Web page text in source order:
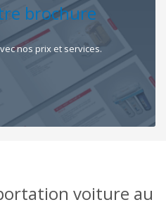
brochure
nos prix et services.
voiture au